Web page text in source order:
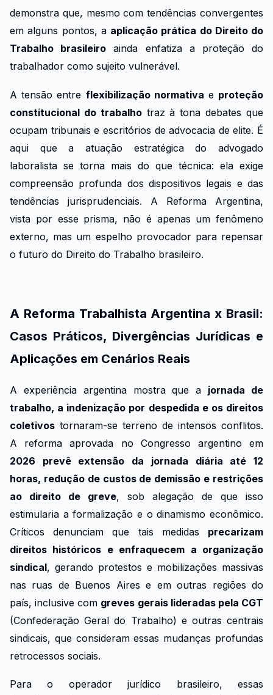
demonstra que, mesmo com tendências convergentes
em alguns pontos, a aplicação prática do Direito do
Trabalho brasileiro ainda enfatiza a proteção do
trabalhador como sujeito vulnerável.
A tensão entre flexibilização normativa e proteção
constitucional do trabalhotraz à tona debates que
ocupam tribunais e escritórios de advocacia de elite. É
aqui que a atuação estratégica do advogado
laboralista se torna mais do que técnica: ela exige
compreensão profunda dos dispositivos legais e das
tendências jurisprudenciais. A Reforma Argentina,
vista por esse prisma, não é apenas um fenômeno
externo, mas um espelho provocador para repensar
o futuro do Direito do Trabalho brasileiro.
A Reforma Trabalhista Argentina x Brasil:
Casos Práticos, Divergências Jurídicas e
Aplicações em Cenários Reais
A experiência argentina mostra que a jornada de
trabalho, a indenização por despedida e os direitos
coletivos tornaram-se terreno de intensos conflitos.
A reforma aprovada no Congresso argentino em
2026 prevê extensão da jornada diária até 12
horas, redução de custos de demissão e restrições
ao direito de greve, sob alegação de que isso
estimularia a formalização e o dinamismo econômico.
Críticos denunciam que tais medidas precarizam
direitos históricos e enfraquecem a organização
sindical, gerando protestos e mobilizações massivas
nas ruas de Buenos Aires e em outras regiões do
país, inclusive com greves gerais lideradas pela CGT
(Confederação Geral do Trabalho) e outras centrais
sindicais, que consideram essas mudanças profundas
retrocessos sociais.
Para o operador jurídico brasileiro, essas